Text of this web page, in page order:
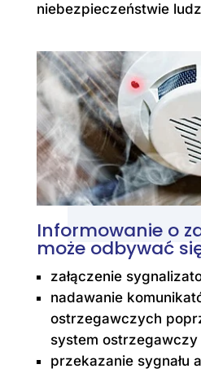
niebezpieczeństwie
Informowanie o
może odbywać
załączenie
nadawanie
ostrzegawczych
system ostrzegawczy
przekazanie sygnału